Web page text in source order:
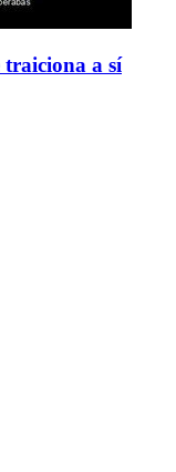
traiciona a sí